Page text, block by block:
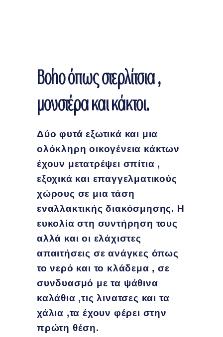
Boho όπως στερλίτσια ,
μονστέρα και κάκτοι.
Δύο φυτά εξωτικά και μια
ολόκληρη οικογένεια κάκτων
έχουν μετατρέψει σπίτια ,
εξοχικά και επαγγελματικούς
χώρους σε μια τάση
εναλλακτικής διακόσμησης. Η
ευκολία στη συντήρηση τους
αλλά και οι ελάχιστες
απαιτήσεις σε ανάγκες όπως
το νερό και το κλάδεμα , σε
συνδυασμό με τα ψάθινα
καλάθια ,τις λινατσες και τα
χάλια ,τα έχουν φέρει στην
πρώτη θέση.